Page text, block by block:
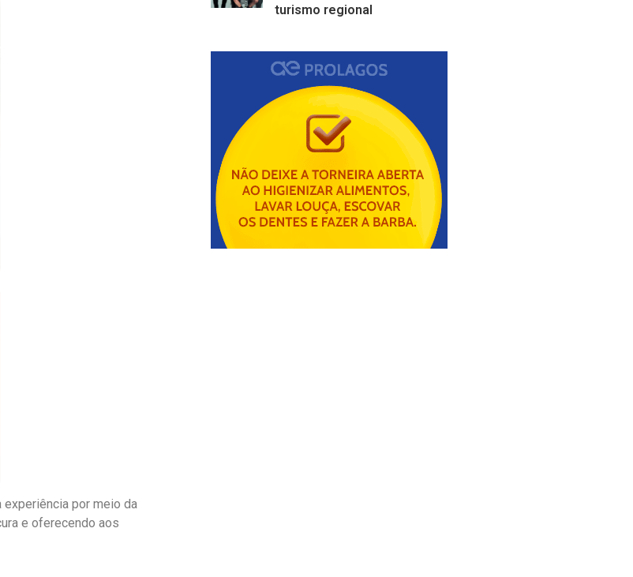
experiência por meio da
e oferecendo aos
turismo regional